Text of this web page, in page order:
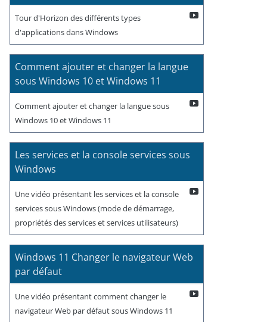
Tour d'Horizon des différents types
d'applications dans Windows
Comment ajouter et changer la langue
sous Windows 10 et Windows 11
Comment ajouter et changer la langue sous
Windows 10 et Windows 11
Les services et la console services sous
Windows
Une vidéo présentant les services et la console
services sous Windows (mode de démarrage,
propriétés des services et services utilisateurs)
Windows 11 Changer le navigateur Web
par défaut
Une vidéo présentant comment changer le
navigateur Web par défaut sous Windows 11